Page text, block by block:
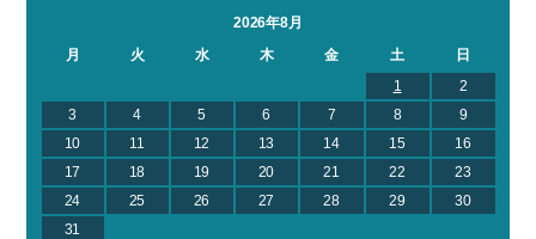
2026年8月
月
火 水 木 金 土
日
1
2
3
4 5 6 7 8
9
10
11 12 13 14 15
16
17
18 19 20 21 22
23
24
25 26 27 28 29
30
31